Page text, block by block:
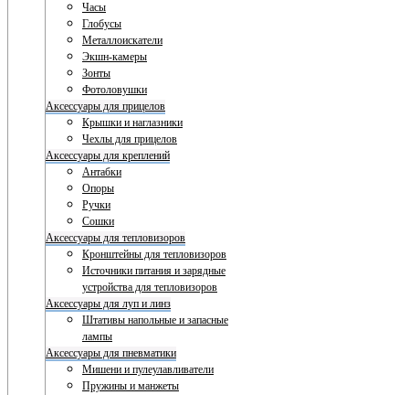
Часы
Глобусы
Металлоискатели
Экшн-камеры
Зонты
Фотоловушки
Аксессуары для прицелов
Крышки и наглазники
Чехлы для прицелов
Аксессуары для креплений
Антабки
Опоры
Ручки
Сошки
Аксессуары для тепловизоров
Кронштейны для тепловизоров
Источники питания и зарядные
устройства для тепловизоров
Аксессуары для луп и линз
Штативы напольные и запасные
лампы
Аксессуары для пневматики
Мишени и пулеулавливатели
Пружины и манжеты